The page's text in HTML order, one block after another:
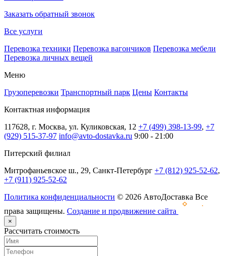
Заказать обратный звонок
Все услуги
Перевозка техники Перевозка вагончиков Перевозка мебели
Перевозка личных вещей
Меню
Грузоперевозки Транспортный парк Цены Контакты
Контактная информация
117628, г. Москва, ул. Куликовская, 12 +7 (499) 398-13-99, +7
(929) 515-37-97 info@avto-dostavka.ru 9:00 - 21:00
Питерский филиал
Митрофаньевское ш., 29, Санкт-Петербург +7 (812) 925-52-62,
+7 (911) 925-52-62
Политика конфиденциальности © 2026 АвтоДоставка Все
права защищены. Создание и продвижение сайта
×
Рассчитать стоимость